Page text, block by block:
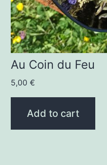
Au Coin du Feu
5,00€
Add to cart